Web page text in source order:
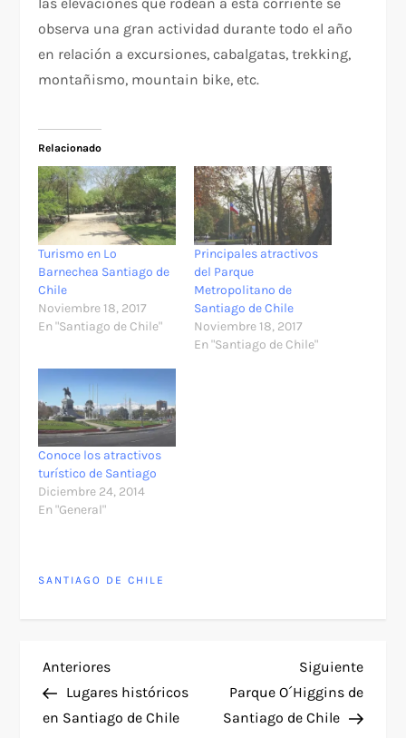
observa una gran actividad durante todo el año
en relación a excursiones, cabalgatas, trekking,
montañismo, mountain bike, etc.
Relacionado
Turismo en Lo
Barnechea Santiago de
Chile
Noviembre 18, 2017
En "Santiago de Chile"
Principales atractivos
del Parque
Metropolitano de
Santiago de Chile
Noviembre 18, 2017
En "Santiago de Chile"
Conoce los atractivos
turístico de Santiago
Diciembre 24, 2014
En "General"
SANTIAGO DE CHILE
N
a
Entrada
anterior
Anteriores
Lugares históricos
en Santiago de Chile
Siguiente
Parque O´Higgins de
Santiago de Chile